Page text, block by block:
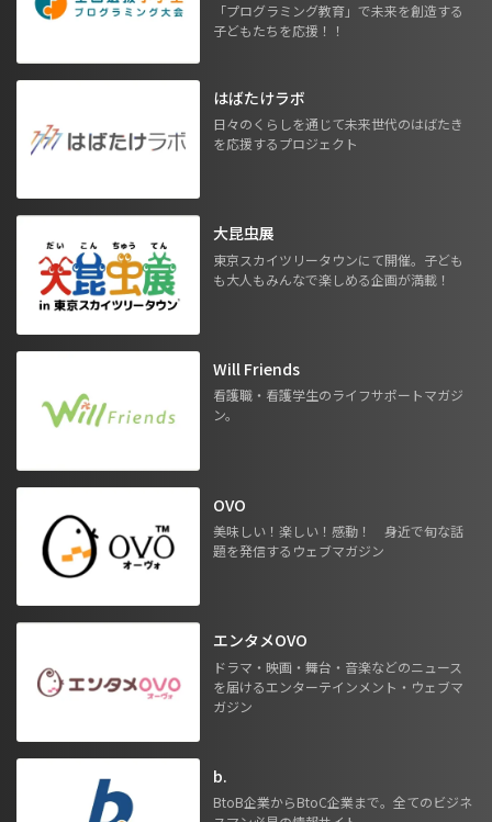
「プログラミング教育」で未来を創造する
子どもたちを応援！！
はばたけラボ
日々のくらしを通じて未来世代のはばたき
を応援するプロジェクト
大昆虫展
東京スカイツリータウンにて開催。子ども
も大人もみんなで楽しめる企画が満載！
Will Friends
看護職・看護学生のライフサポートマガジ
ン。
OVO
美味しい！楽しい！感動！ 身近で旬な話
題を発信するウェブマガジン
エンタメOVO
ドラマ・映画・舞台・音楽などのニュース
を届けるエンターテインメント・ウェブマ
ガジン
b.
BtoB企業からBtoC企業まで。全てのビジネ